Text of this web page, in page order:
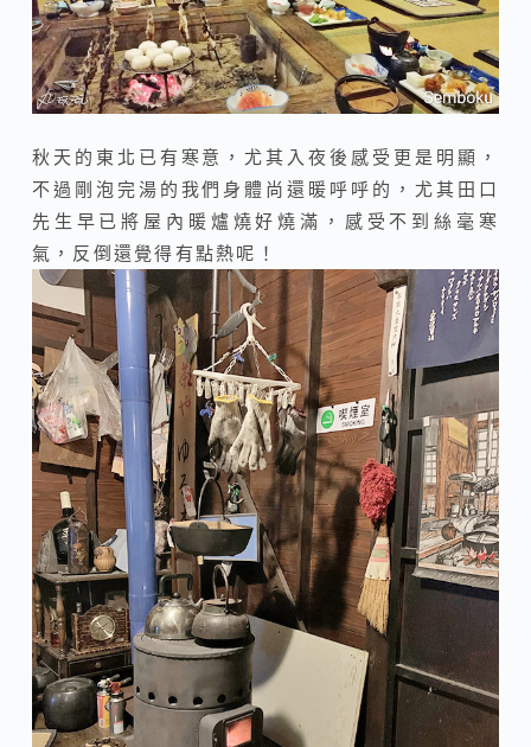
秋天的東北已有寒意，尤其入夜後感受更是明顯，
不過剛泡完湯的我們身體尚還暖呼呼的，尤其田口
先生早已將屋內暖爐燒好燒滿，感受不到絲毫寒
氣，反倒還覺得有點熱呢！